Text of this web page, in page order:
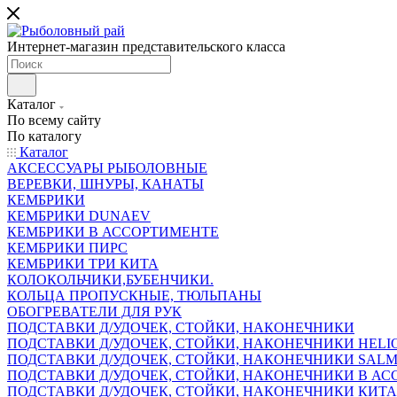
Интернет-магазин представительского класса
Каталог
По всему сайту
По каталогу
Каталог
АКСЕССУАРЫ РЫБОЛОВНЫЕ
ВЕРЕВКИ, ШНУРЫ, КАНАТЫ
КЕМБРИКИ
КЕМБРИКИ DUNAEV
КЕМБРИКИ В АССОРТИМЕНТЕ
КЕМБРИКИ ПИРС
КЕМБРИКИ ТРИ КИТА
КОЛОКОЛЬЧИКИ,БУБЕНЧИКИ.
КОЛЬЦА ПРОПУСКНЫЕ, ТЮЛЬПАНЫ
ОБОГРЕВАТЕЛИ ДЛЯ РУК
ПОДСТАВКИ Д/УДОЧЕК, СТОЙКИ, НАКОНЕЧНИКИ
ПОДСТАВКИ Д/УДОЧЕК, СТОЙКИ, НАКОНЕЧНИКИ
ПОДСТАВКИ Д/УДОЧЕК, СТОЙКИ, НАКОНЕЧНИКИ
ПОДСТАВКИ Д/УДОЧЕК, СТОЙКИ, НАКОНЕЧНИКИ В
ПОДСТАВКИ Д/УДОЧЕК, СТОЙКИ, НАКОНЕЧНИКИ